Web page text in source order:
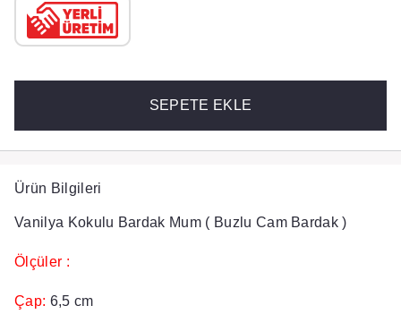
SEPETE EKLE
Ürün Bilgileri
Vanilya Kokulu Bardak Mum ( Buzlu Cam Bardak )
Ölçüler :
Çap: 6,5 cm